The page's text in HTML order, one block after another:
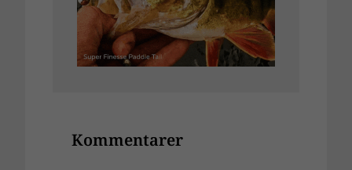
Kommentarer